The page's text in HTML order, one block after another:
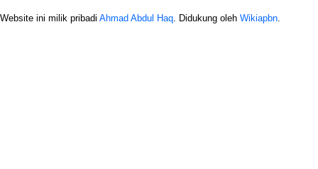
Website ini milik pribadi Ahmad Abdul Haq. Didukung oleh Wikiapbn.